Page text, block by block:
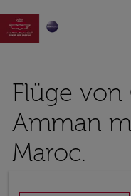

Flüge
Amman
Maroc.